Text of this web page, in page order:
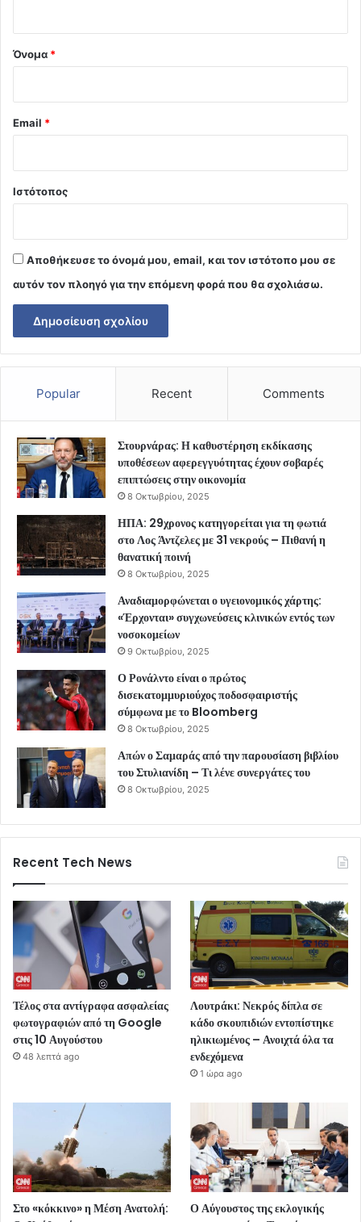
Όνομα *
Email *
Ιστότοπος
Αποθήκευσε το όνομά μου, email, και τον ιστότοπο μου σε
αυτόν τον πλοηγό για την επόμενη φορά που θα σχολιάσω.
Popular Recent Comments
Στουρνάρας: Η καθυστέρηση εκδίκασης
υποθέσεων αφερεγγυότητας έχουν σοβαρές
επιπτώσεις στην οικονομία
8 Οκτωβρίου, 2025
ΗΠΑ: 29χρονος κατηγορείται για τη φωτιά
στο Λος Άντζελες με 31 νεκρούς – Πιθανή η
θανατική ποινή
8 Οκτωβρίου, 2025
Αναδιαμορφώνεται ο υγειονομικός χάρτης:
«Έρχονται» συγχωνεύσεις κλινικών εντός των
νοσοκομείων
9 Οκτωβρίου, 2025
Ο Ρονάλντο είναι ο πρώτος
δισεκατομμυριούχος ποδοσφαιριστής
σύμφωνα με το Bloomberg
8 Οκτωβρίου, 2025
Απών ο Σαμαράς από την παρουσίαση βιβλίου
του Στυλιανίδη – Τι λένε συνεργάτες του
8 Οκτωβρίου, 2025
Recent Tech News
Τέλος στα αντίγραφα ασφαλείας
φωτογραφιών από τη Google
στις 10 Αυγούστου
48 λεπτά ago
Λουτράκι: Νεκρός δίπλα σε
κάδο σκουπιδιών εντοπίστηκε
ηλικιωμένος – Ανοιχτά όλα τα
ενδεχόμενα
1 ώρα ago
Στο «κόκκινο» η Μέση Ανατολή:
Ο Αύγουστος της εκλογικής